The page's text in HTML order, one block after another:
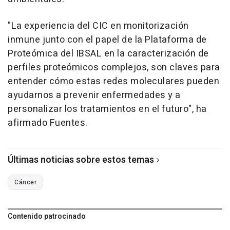
"La experiencia del CIC en monitorización
inmune junto con el papel de la Plataforma de
Proteómica del IBSAL en la caracterización de
perfiles proteómicos complejos, son claves para
entender cómo estas redes moleculares pueden
ayudarnos a prevenir enfermedades y a
personalizar los tratamientos en el futuro", ha
afirmado Fuentes.
Últimas noticias sobre estos temas
Cáncer
Contenido patrocinado